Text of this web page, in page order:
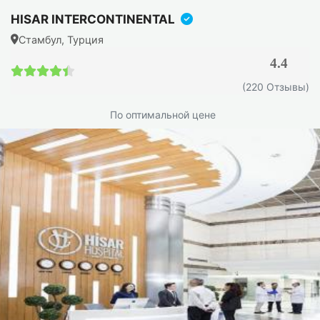
Эстетический дискомфорт, но дыхание не нарушено.
Думаете, вам подходит эта операция? Обратитесь к
нашим специалистам в Турции для оценки вашего
HISAR INTERCONTINENTAL
Стамбул, Турция
4.4 / 5
4.4
(220 Отзывы)
По оптимальной цене